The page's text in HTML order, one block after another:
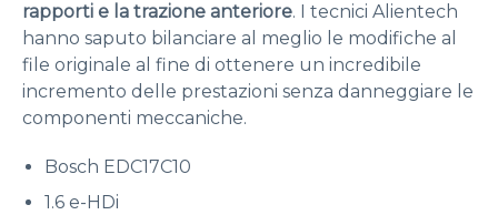
rapporti e la trazione anteriore. I tecnici Alientech
hanno saputo bilanciare al meglio le modifiche al
file originale al fine di ottenere un incredibile
incremento delle prestazioni senza danneggiare le
componenti meccaniche.
Bosch EDC17C10
1.6 e-HDi